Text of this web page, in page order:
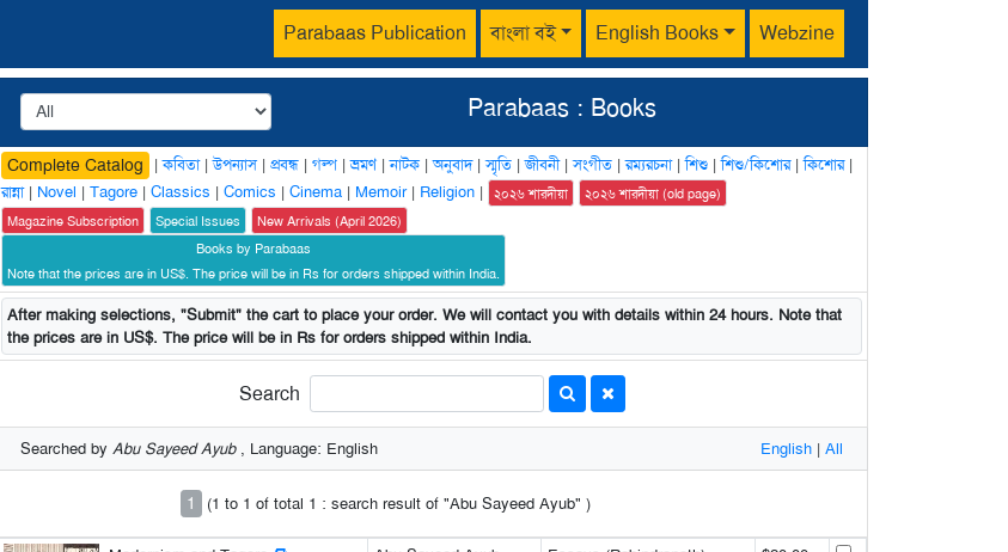
Parabaas Publication বাংলা বই English Books Webzine
Parabaas : Books
Complete Catalog |কবিতা|উপন্যাস| প্রবন্ধ | গল্প |ভ্রমণ|নাটক |অনুবাদ|স্মৃতি |জীবনী|সংগীত |রম্যরচনা|শিশু |শিশু/কিশোর|কিশোর|
রান্না| Novel | Tagore | Classics | Comics | Cinema | Memoir| Religion | ২০২৬ শারদীয়া
২০২৬ শারদীয়া (old page)
Magazine Subscription
Special Issues
New Arrivals (April 2026)
Books by Parabaas
Note that the prices are in US$. The price will be in Rs for orders shipped within India.
After making selections, "Submit" the cart to place your order. We will contact you with details within 24 hours. Note that
the prices are in US$. The price will be in Rs for orders shipped within India.
Search
Searched by Abu Sayeed Ayub, Language: English English | All
1 (1 to 1 of total 1 : search result of "Abu Sayeed Ayub" )